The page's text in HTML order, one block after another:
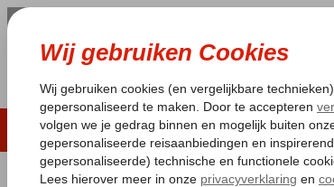
LAST MINUTE ZOMER 2026
Pakketgarantie Laagsteprijsgarantie*